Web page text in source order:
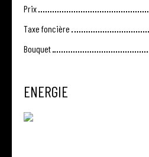
Prix
Taxe foncière
Bouquet
ENERGIE